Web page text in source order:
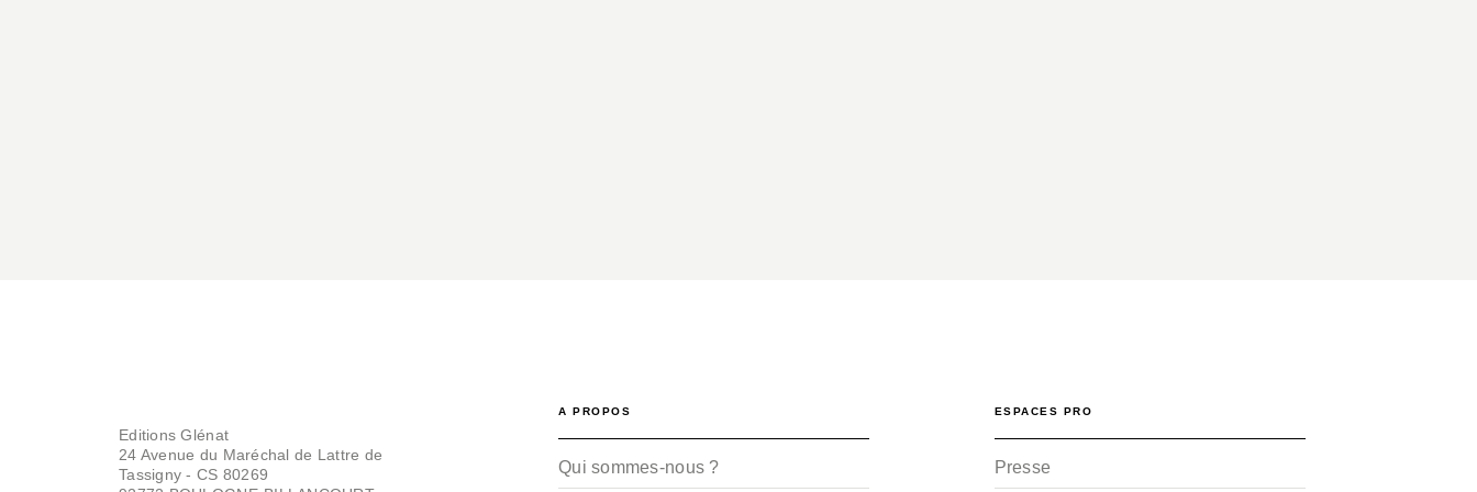
Ji-Young Demol Park
Editions Glénat
24 Avenue du Maréchal de Lattre de
Tassigny - CS 80269
A PROPOS
Qui sommes-nous ?
ESPACES PRO
Presse